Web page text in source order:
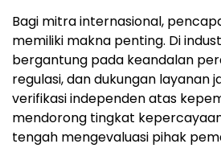
Bagi mitra internasional,
memiliki makna penting. Di
bergantung pada keandalan
regulasi, dan dukungan layanan
verifikasi independen atas
mendorong tingkat
tengah mengevaluasi pihak